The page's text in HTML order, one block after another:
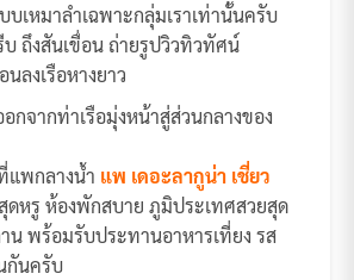
บเหมาลำเฉพาะกลุ่มเราเท่านั้นครับ
บ ถึงสันเขื่อน ถ่ายรูปวิวทิวทัศน์
ลงเรือหางยาว
อกจากท่าเรือมุ่งหน้าสู่ส่วนกลางของ
แพกลางน้ำ แพ เดอะลากูน่า เชี่ยว
ดหรู ห้องพักสบาย ภูมิประเทศสวยสุด
น พร้อมรับประทานอาหารเที่ยง รส
กันครับ